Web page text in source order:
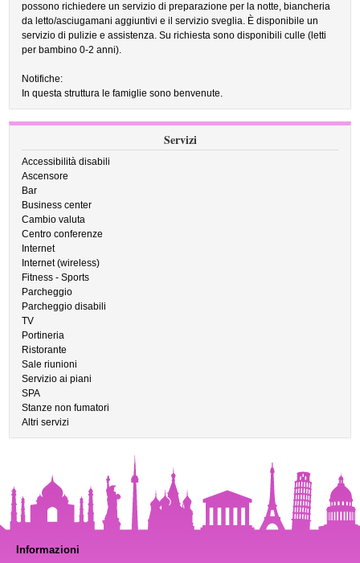
possono richiedere un servizio di preparazione per la notte, biancheria
da letto/asciugamani aggiuntivi e il servizio sveglia. È disponibile un
servizio di pulizie e assistenza. Su richiesta sono disponibili culle (letti
per bambino 0-2 anni).
Notifiche:
In questa struttura le famiglie sono benvenute.
Servizi
Accessibilità disabili
Ascensore
Bar
Business center
Cambio valuta
Centro conferenze
Internet
Internet (wireless)
Fitness - Sports
Parcheggio
Parcheggio disabili
TV
Portineria
Ristorante
Sale riunioni
Servizio ai piani
SPA
Stanze non fumatori
Altri servizi
Informazioni